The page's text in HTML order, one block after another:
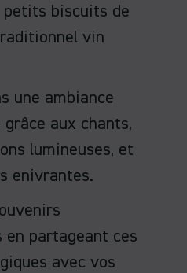
petits biscuits de
vin
une ambiance
grâce aux chants,
lumineuses, et
enivrantes.
en partageant ces
avec vos